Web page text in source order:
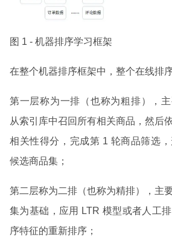
图 1 - 机器排序学习框架
在整个机器排序框架中，整个在线排
第一层称为一排（也称为粗排），
从索引库中召回所有相关商品，然后
相关性得分，完成第 1 轮商品筛选
候选商品集；
第二层称为二排（也称为精排），主
集为基础，应用 LTR 模型或者人工
序特征的重新排序；